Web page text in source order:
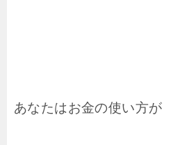
あなたはお金の使い方が